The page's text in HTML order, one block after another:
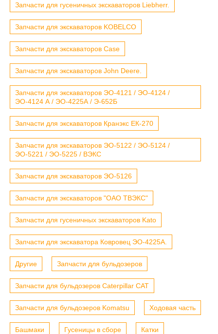
Запчасти для гусеничных экскаваторов Liebherr.
Запчасти для экскаваторов KOBELCO
Запчасти для экскаваторов Case
Запчасти для экскаваторов John Deere.
Запчасти для экскаваторов ЭО-4121 / ЭО-4124 /
ЭО-4124 А / ЭО-4225А / Э-652Б
Запчасти для экскаваторов Кранэкс ЕК-270
Запчасти для экскаваторов ЭО-5122 / ЭО-5124 /
ЭО-5221 / ЭО-5225 / ВЭКС
Запчасти для экскаваторов ЭО-5126
Запчасти для экскаваторов "ОАО ТВЭКС"
Запчасти для гусеничных экскаваторов Kato
Запчасти для экскаватора Ковровец ЭО-4225А.
Другие Запчасти для бульдозеров
Запчасти для бульдозеров Caterpillar CAT
Запчасти для бульдозеров Komatsu Ходовая часть
Башмаки Гусеницы в сборе Катки